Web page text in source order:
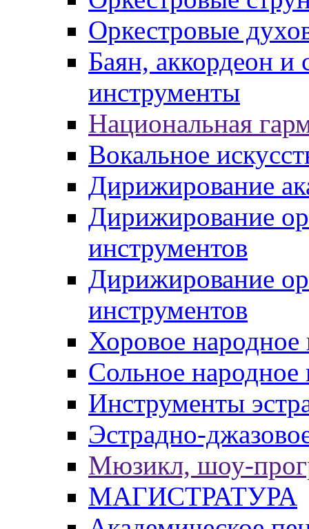
Оркестровые
Баян, аккордеон
инструменты
Национальная
Вокальное
Дирижирование
Дирижирование
инструментов
Дирижирование
инструментов
Хоровое народное
Сольное народное
Инструменты
Эстрадно-
Мюзикл, шоу-
МАГИСТРАТУРА